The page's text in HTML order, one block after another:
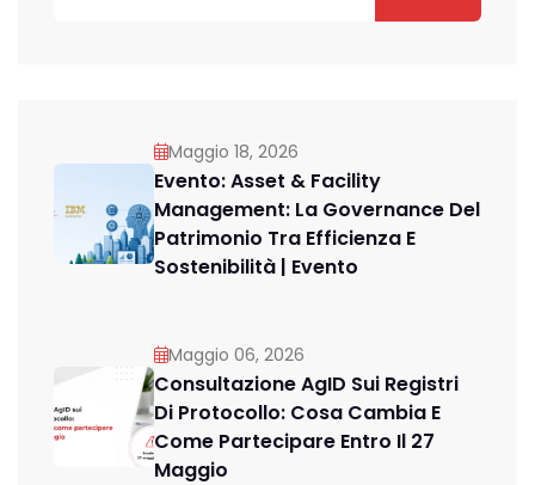
Maggio 18, 2026
Evento: Asset & Facility
Management: La Governance Del
Patrimonio Tra Efficienza E
Sostenibilità | Evento
Maggio 06, 2026
Consultazione AgID Sui Registri
Di Protocollo: Cosa Cambia E
Come Partecipare Entro Il 27
Maggio